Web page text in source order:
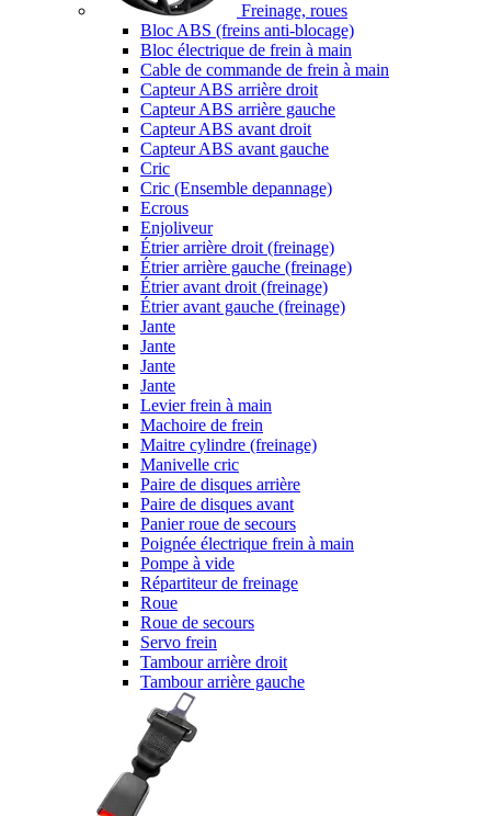
Freinage, roues
Bloc ABS (freins anti-blocage)
Bloc électrique de frein à main
Cable de commande de frein à main
Capteur ABS arrière droit
Capteur ABS arrière gauche
Capteur ABS avant droit
Capteur ABS avant gauche
Cric
Cric (Ensemble depannage)
Ecrous
Enjoliveur
Étrier arrière droit (freinage)
Étrier arrière gauche (freinage)
Étrier avant droit (freinage)
Étrier avant gauche (freinage)
Jante
Jante
Jante
Jante
Levier frein à main
Machoire de frein
Maitre cylindre (freinage)
Manivelle cric
Paire de disques arrière
Paire de disques avant
Panier roue de secours
Poignée électrique frein à main
Pompe à vide
Répartiteur de freinage
Roue
Roue de secours
Servo frein
Tambour arrière droit
Tambour arrière gauche